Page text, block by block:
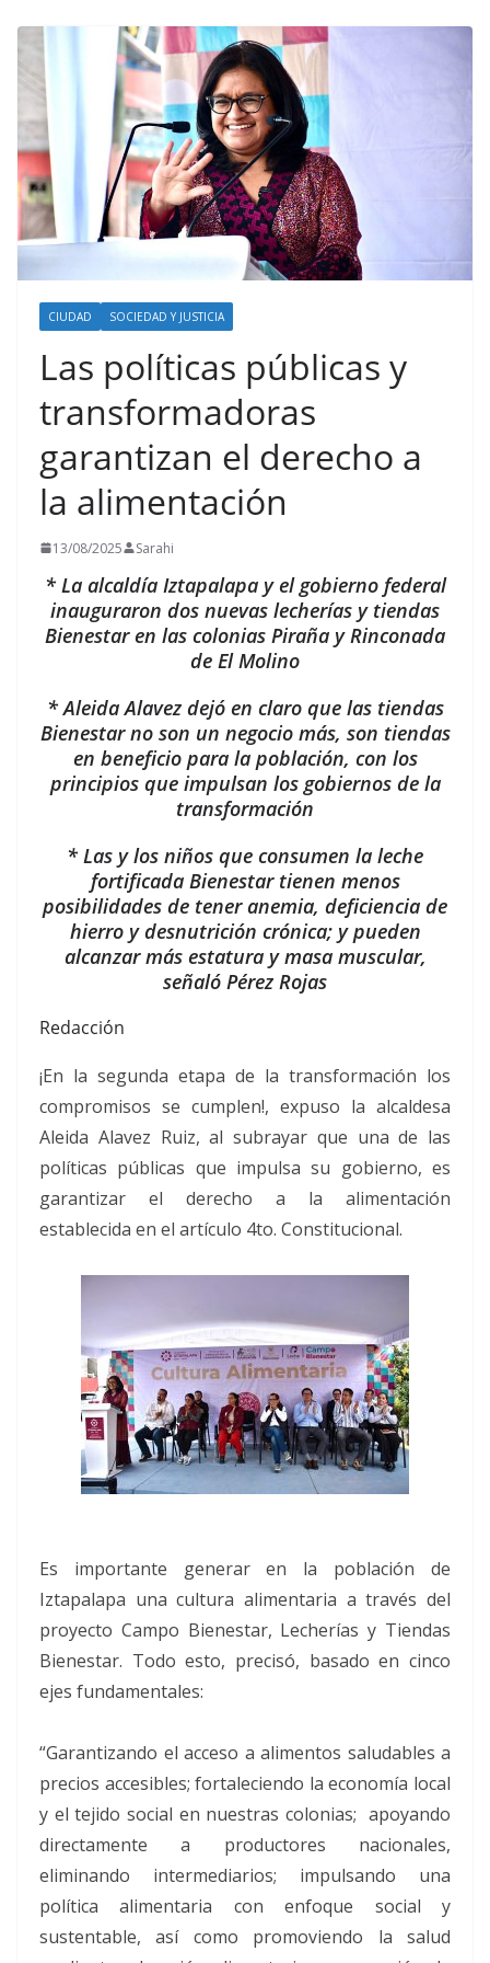
CIUDAD SOCIEDAD Y JUSTICIA
Las políticas públicas y
transformadoras
garantizan el derecho a
la alimentación
13/08/2025 Sarahi
* La alcaldía Iztapalapa y el gobierno federal
inauguraron dos nuevas lecherías y tiendas
Bienestar en las colonias Piraña y Rinconada
de El Molino
* Aleida Alavez dejó en claro que las tiendas
Bienestar no son un negocio más, son tiendas
en beneficio para la población, con los
principios que impulsan los gobiernos de la
transformación
* Las y los niños que consumen la leche
fortificada Bienestar tienen menos
posibilidades de tener anemia, deficiencia de
hierro y desnutrición crónica; y pueden
alcanzar más estatura y masa muscular,
señaló Pérez Rojas
Redacción
¡En la segunda etapa de la transformación los
compromisos se cumplen!, expuso la alcaldesa
Aleida Alavez Ruiz, al subrayar que una de las
políticas públicas que impulsa su gobierno, es
garantizar el derecho a la alimentación
establecida en el artículo 4to. Constitucional.
Es importante generar en la población de
Iztapalapa una cultura alimentaria a través del
proyecto Campo Bienestar, Lecherías y Tiendas
Bienestar. Todo esto, precisó, basado en cinco
ejes fundamentales:
“Garantizando el acceso a alimentos saludables a
precios accesibles; fortaleciendo la economía local
y el tejido social en nuestras colonias; apoyando
directamente a productores nacionales,
eliminando intermediarios; impulsando una
política alimentaria con enfoque social y
sustentable, así como promoviendo la salud